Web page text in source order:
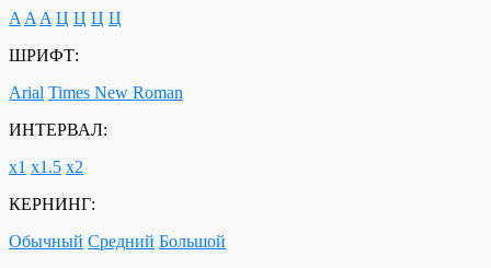
A A A Ц Ц Ц Ц
ШРИФТ:
Arial Times New Roman
ИНТЕРВАЛ:
х1 х1.5 х2
КЕРНИНГ:
Обычный Средний Большой